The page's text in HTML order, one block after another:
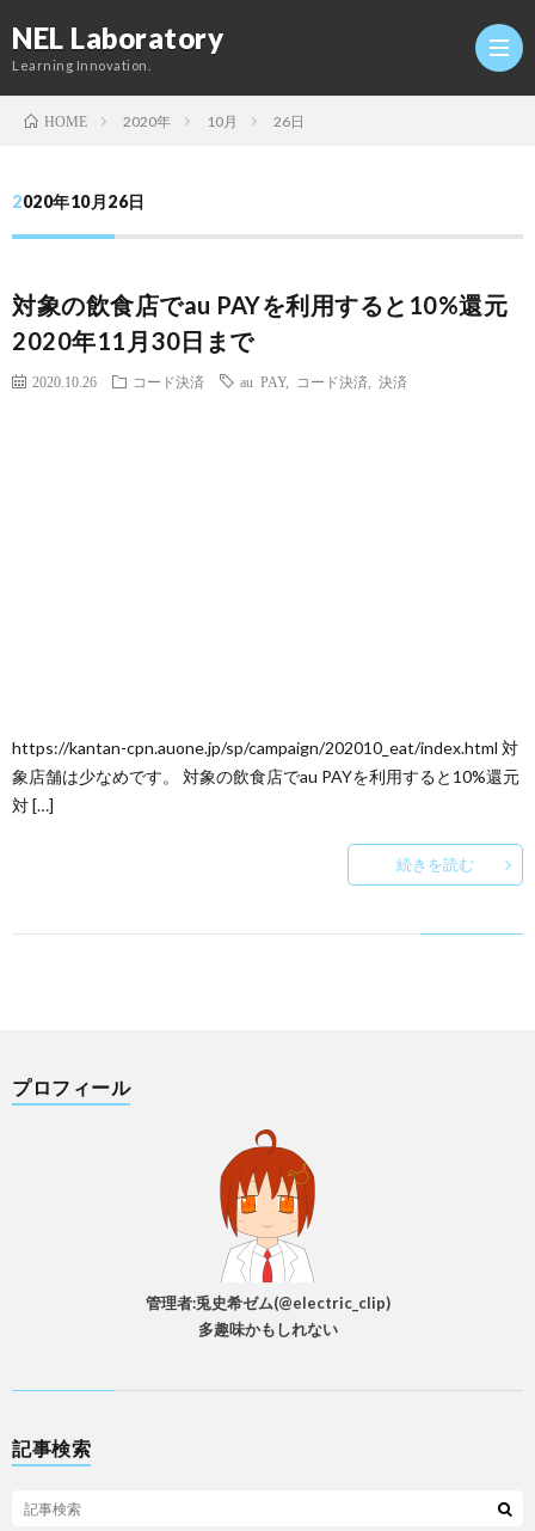
NEL Laboratory
Learning Innovation.
研
究
HOME 2020年 10月 26日
2020年10月26日
対象の飲食店でau PAYを利用すると10%還元
2020年11月30日まで
2020.10.26 コード決済 au PAY, コード決済 決済
https://kantan-cpn.auone.jp/sp/campaign/202010_eat/index.html 対
象店舗は少なめです。 対象の飲食店でau PAYを利用すると10%還元
対 […]
続きを読む
プロフィール
管理者:兎史希ゼム(@electric_clip)
多趣味かもしれない
記事検索